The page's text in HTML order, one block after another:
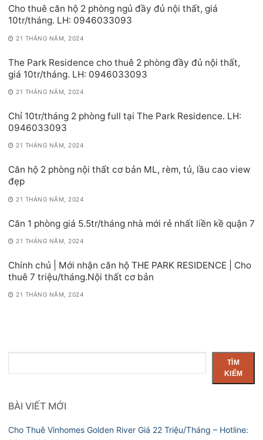
Cho thuê căn hộ 2 phòng ngủ đầy đủ nội thất, giá
10tr/tháng. LH: 0946033093
21 THÁNG NĂM, 2024
The Park Residence cho thuê 2 phòng đầy đủ nội thất,
giá 10tr/tháng. LH: 0946033093
21 THÁNG NĂM, 2024
Chỉ 10tr/tháng 2 phòng full tại The Park Residence. LH:
0946033093
21 THÁNG NĂM, 2024
Căn hộ 2 phòng nội thất cơ bản ML, rèm, tủ, lầu cao view
đẹp
21 THÁNG NĂM, 2024
Căn 1 phòng giá 5.5tr/tháng nhà mới rẻ nhất liền kề quận 7
21 THÁNG NĂM, 2024
Chính chủ | Mới nhận căn hộ THE PARK RESIDENCE | Cho
thuê 7 triệu/tháng.Nội thất cơ bản
21 THÁNG NĂM, 2024
kiếm
TÌM
KIẾM
BÀI VIẾT MỚI
Cho Thuê Vinhomes Golden River Giá 22 Triệu/Tháng – Hotline: